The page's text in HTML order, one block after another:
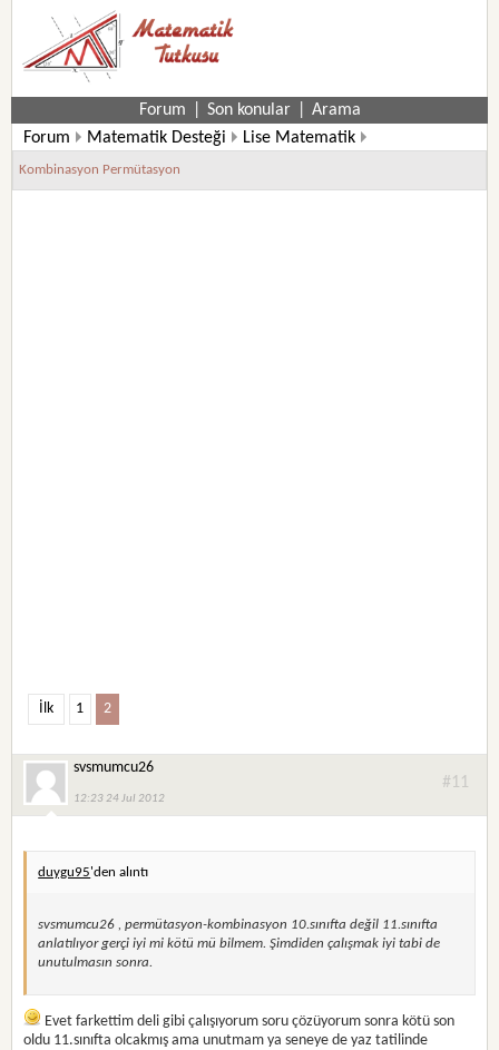
Forum Son konular
Arama
Forum
Matematik Desteği
Lise Matematik
10. Sınıf Matematik Soruları
Kombinasyon Permütasyon
İlk 1 2
svsmumcu26
12:23 24 Jul 2012
#11
duygu95'den alıntı
svsmumcu26 , permütasyon-kombinasyon 10.sınıfta değil 11.sınıfta
anlatılıyor gerçi iyi mi kötü mü bilmem. Şimdiden çalışmak iyi tabi de
unutulmasın sonra.
Evet farkettim deli gibi çalışıyorum soru çözüyorum sonra kötü son
oldu 11.sınıfta olcakmış ama unutmam ya seneye de yaz tatilinde